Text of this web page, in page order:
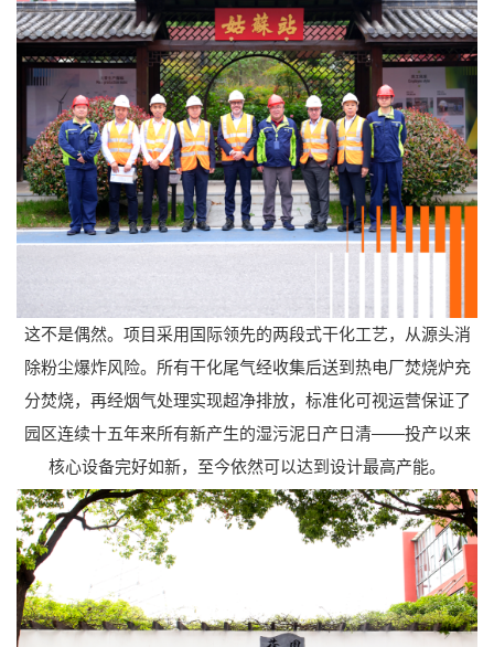
这不是偶然。项目采用国际领先的两段式干化工艺，从源头消
除粉尘爆炸风险。所有干化尾气经收集后送到热电厂焚烧炉充
分焚烧，再经烟气处理实现超净排放，标准化可视运营保证了
园区连续十五年来所有新产生的湿污泥日产日清——投产以来
核心设备完好如新，至今依然可以达到设计最高产能。